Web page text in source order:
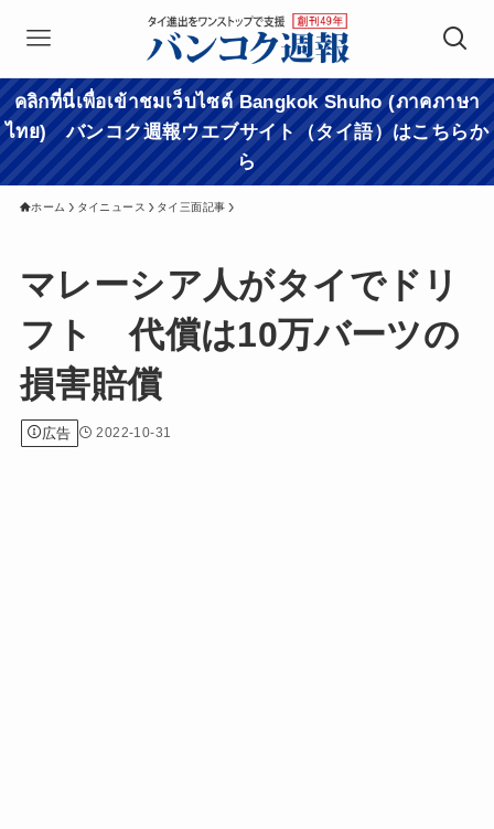
คลิกที่นี่เพื่อเข้าชมเว็บไซต์ Bangkok Shuho (ภาคภาษา
ไทย) バンコク週報ウエブサイト（タイ語）はこちらか
ら
ホーム タイニュース タイ三面記事
マレーシア人がタイでドリ
フト 代償は10万バーツの
損害賠償
広告 2022-10-31